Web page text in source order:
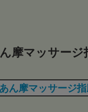
摩マッサー
あん摩マッサージ